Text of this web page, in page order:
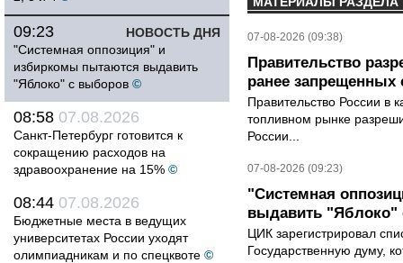
НОВОСТЬ ДНЯ
09:23
"Системная оппозиция" и
избиркомы пытаются выдавить
"Яблоко" с выборов ©
08:58 07.08.2026
Санкт-Петербург готовится к
сокращению расходов на
здравоохранение на 15% ©
08:44 07.08.2026
Бюджетные места в ведущих
университетах России уходят
олимпиадникам и по спецквоте ©
07-08-2026 (09:38)
Правительство
ранее запрещенных
Правительство России в
топливном рынке
России...
07-08-2026 (09:23)
"Системная
выдавить "Яблоко"
ЦИК зарегистрировал
Государственную думу,